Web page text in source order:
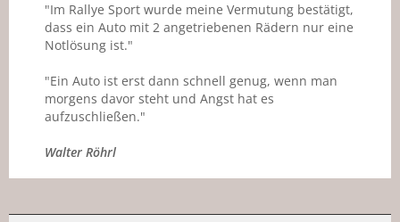
"Im Rallye Sport wurde meine Vermutung bestätigt,
dass ein Auto mit 2 angetriebenen Rädern nur eine
Notlösung ist."
"Ein Auto ist erst dann schnell genug, wenn man
morgens davor steht und Angst hat es
aufzuschließen."
Walter Röhrl